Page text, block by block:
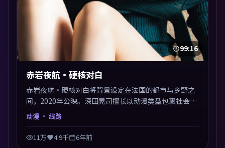
99:16
赤岩夜航·硬核对白
赤岩夜航·硬核对白将背景设定在法国的都市与乡野之
间，2020年公映。深田晃司擅长以动漫类型包裹社会议
题，节奏张弛有度，留白处耐人寻味。剪辑利落，悬念
钩子分布均匀，适合一口气看完。
动漫 · 线路
11万 4.9千 6年前